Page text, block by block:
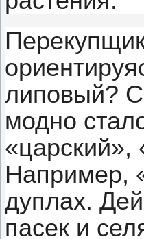
липовый?
модно
«царский»,
Например,
дуплах.
пасек и